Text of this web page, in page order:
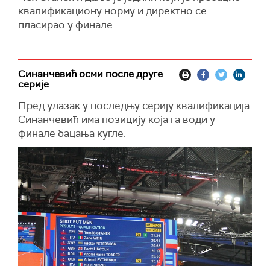
квалификациону норму и директно се
пласирао у финале.
Синанчевић осми после друге
серије
Пред улазак у последњу серију квалификација
Синанчевић има позицију која га води у
финале бацања кугле.